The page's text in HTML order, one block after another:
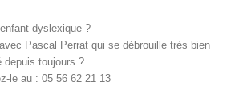
dyslexique ?
Pascal Perrat qui se débrouille très bien
depuis toujours ?
le au : 05 56 62 21 13